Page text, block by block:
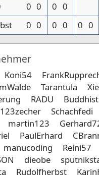
0 0 0 0
0 0 0 0 0 0
Koni54
Tarantula
RADU Buddhist
123zecher Schachfedi
martin123
PaulErhard
manucoding Reini57
dieobe
Rudolfherbst